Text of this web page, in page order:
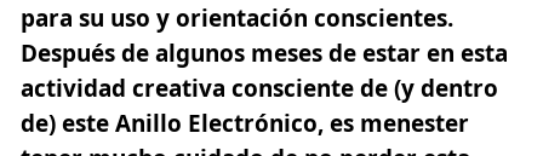
para su uso y orientación conscientes.
Después de algunos meses de estar en esta
actividad creativa consciente de (y dentro
de) este Anillo Electrónico, es menester